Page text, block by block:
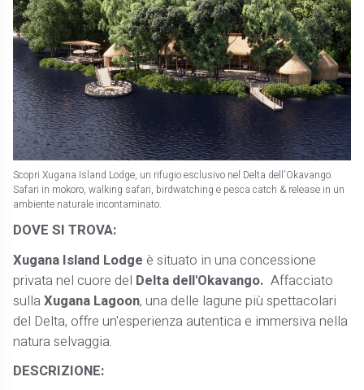
Scopri Xugana Island Lodge, un rifugio esclusivo nel Delta dell'Okavango.
Safari in mokoro, walking safari, birdwatching e pesca catch & release in un
ambiente naturale incontaminato.
DOVE SI TROVA:
Xugana Island Lodge è situato in una concessione
privata nel cuore del Delta dell'Okavango. Affacciato
sullaXugana Lagoon, una delle lagune più spettacolari
del Delta, offre un'esperienza autentica e immersiva nella
natura selvaggia.
DESCRIZIONE: